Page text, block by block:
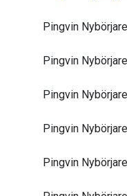
Pingvin
Pingvin
Pingvin
Pingvin
Pingvin